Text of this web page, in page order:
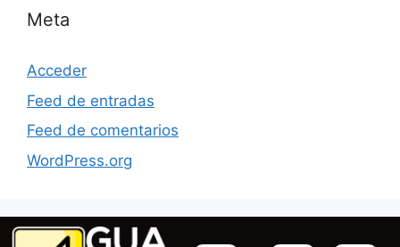
Meta
Acceder
Feed de entradas
Feed de comentarios
WordPress.org